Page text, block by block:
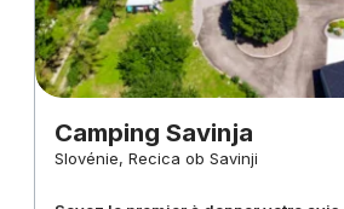
Camping Savinja
Slovénie, Recica ob Savinji